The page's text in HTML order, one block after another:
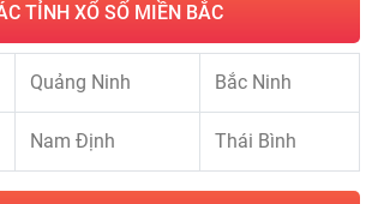
TỈNH XỔ SỐ MIỀN BẮC
Quảng Ninh Bắc Ninh
Nam Định Thái Bình